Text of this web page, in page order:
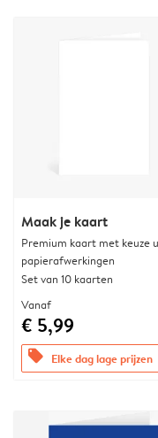
Maak je kaart
Premium kaart met keuze
papierafwerkingen
Set van 10 kaarten
Vanaf
€ 5,99
offers Elke dag lage prijzen